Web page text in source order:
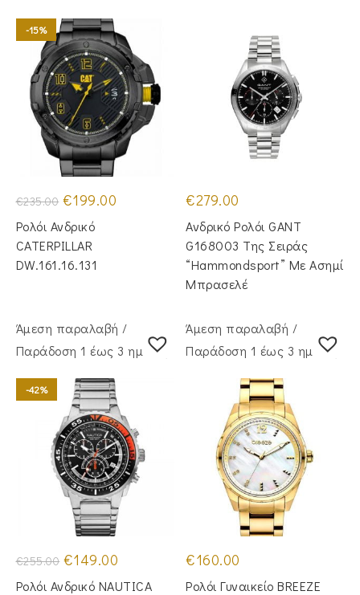
-15%
€235.00 Original
price
was:
€235.00.
€199.00
Ρολόι Ανδρικό
CATERPILLAR
DW.161.16.131
€279.00
Ανδρικό Ρολόι GANT
G168003 Της Σειράς
“Hammondsport” Με Ασημί
Μπρασελέ
Άμεση παραλαβή /
Παράδoση 1 έως 3 ημέρες
-42%
€255.00 Original
price
was:
€255.00.
€149.00
τιμή
είναι:
Ρολόι Ανδρικό NAUTICA
Άμεση παραλαβή /
Παράδoση 1 έως 3 ημέρες
€160.00
Ρολόι Γυναικείο BREEZE